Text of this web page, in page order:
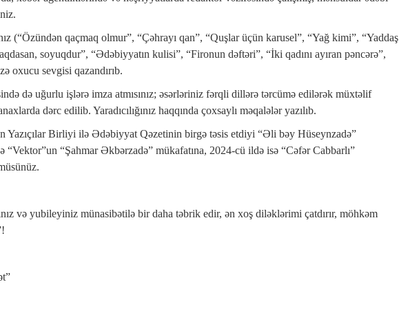
(“Özündən qaçmaq olmur”, “Çəhrayı qan”, “Quşlar üçün karusel”, “Yağ kimi”, “Yaddaş
soyuqdur”, “Ədəbiyyatın kulisi”, “Fironun dəftəri”, “İki qadını ayıran pəncərə”,
oxucu sevgisi qazandırıb.
də uğurlu işlərə imza atmısınız; əsərləriniz fərqli dillərə tərcümə edilərək müxtəlif
dərc edilib. Yaradıcılığınız haqqında çoxsaylı məqalələr yazılıb.
Yazıçılar Birliyi ilə Ədəbiyyat Qəzetinin birgə təsis etdiyi “Əli bəy Hüseynzadə”
“Vektor”un “Şahmar Əkbərzadə” mükafatına, 2024-cü ildə isə “Cəfər Cabbarlı”
və yubileyiniz münasibətilə bir daha təbrik edir, ən xoş diləklərimi çatdırır, möhkəm